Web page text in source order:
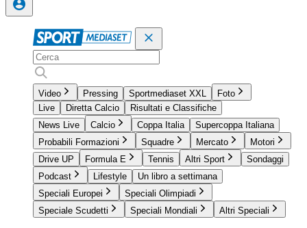
Video Pressing Sportmediaset XXL
Foto
Live
Diretta Calcio
Risultati e Classifiche
News Live
Calcio Coppa Italia
Supercoppa Italiana
Probabili Formazioni
Squadre Mercato
Motori
Drive UP
Formula E Tennis Altri Sport
Sondaggi
Podcast
Lifestyle
Un libro a settimana
Speciali Europei
Speciali Olimpiadi
Speciale Scudetti
Speciali Mondiali Altri Speciali